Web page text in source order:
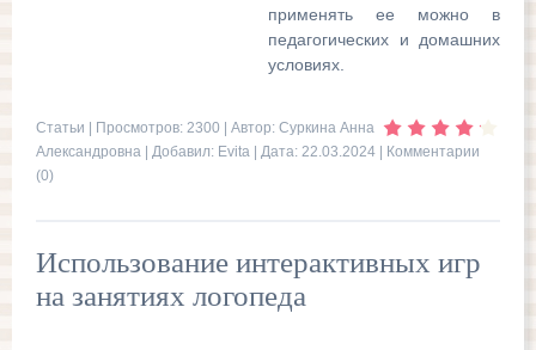
применять ее можно в
педагогических и домашних
условиях.
Статьи | Просмотров: 2300 | Автор: Суркина Анна
Александровна | Добавил: Evita | Дата: 22.03.2024
Комментарии
(0)
Использование интерактивных игр
на занятиях логопеда